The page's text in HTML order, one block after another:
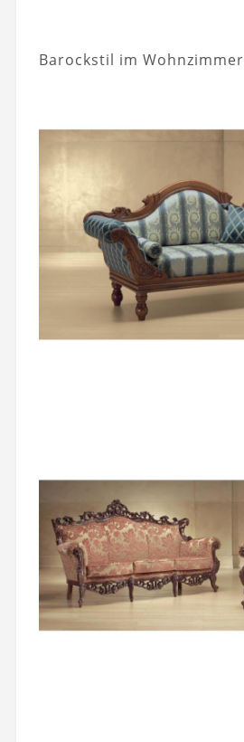
Barockstil im Wohnzimmer